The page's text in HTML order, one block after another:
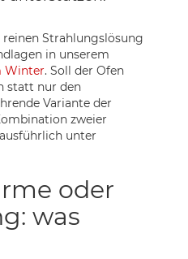
Strahlungslösung
in unserem
Winter. Soll der Ofen
statt nur den
Variante der
zweier
unter
oder
was